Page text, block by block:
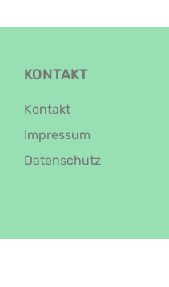
KONTAKT
Kontakt
Impressum
Datenschutz